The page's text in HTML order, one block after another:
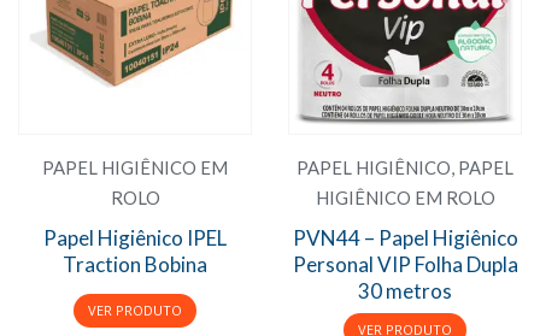
PAPEL HIGIÊNICO EM
ROLO
Papel Higiênico IPEL
Traction Bobina
PAPEL HIGIÊNICO, PAPEL
HIGIÊNICO EM ROLO
PVN44 – Papel Higiênico
Personal VIP Folha Dupla
30 metros